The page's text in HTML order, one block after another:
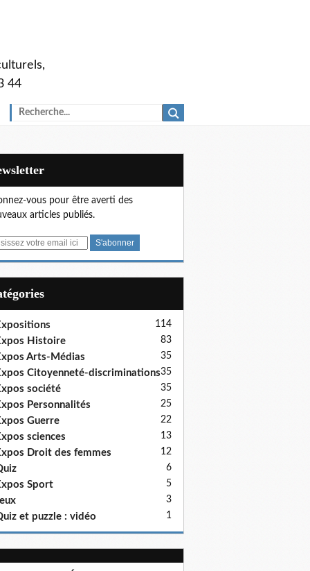
44
vous pour être averti des
articles publiés.
114
Histoire 83
Arts-Médias 35
Citoyenneté-discriminations35
société 35
Personnalités 25
Guerre 22
sciences 13
Droit des femmes 12
6
Sport 5
3
et puzzle : vidéo 1